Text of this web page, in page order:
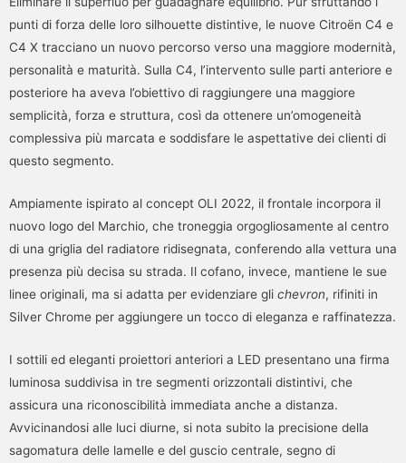
punti di forza delle loro silhouette distintive, le nuove Citroën C4 e
C4 X tracciano un nuovo percorso verso una maggiore modernità,
personalità e maturità. Sulla C4, l’intervento sulle parti anteriore e
posteriore ha aveva l’obiettivo di raggiungere una maggiore
semplicità, forza e struttura, così da ottenere un’omogeneità
complessiva più marcata e soddisfare le aspettative dei clienti di
questo segmento.
Ampiamente ispirato al concept OLI 2022, il frontale incorpora il
nuovo logo del Marchio, che troneggia orgogliosamente al centro
di una griglia del radiatore ridisegnata, conferendo alla vettura una
presenza più decisa su strada. Il cofano, invece, mantiene le sue
linee originali, ma si adatta per evidenziare gli chevron, rifiniti in
Silver Chrome per aggiungere un tocco di eleganza e raffinatezza.
I sottili ed eleganti proiettori anteriori a LED presentano una firma
luminosa suddivisa in tre segmenti orizzontali distintivi, che
assicura una riconoscibilità immediata anche a distanza.
Avvicinandosi alle luci diurne, si nota subito la precisione della
sagomatura delle lamelle e del guscio centrale, segno di